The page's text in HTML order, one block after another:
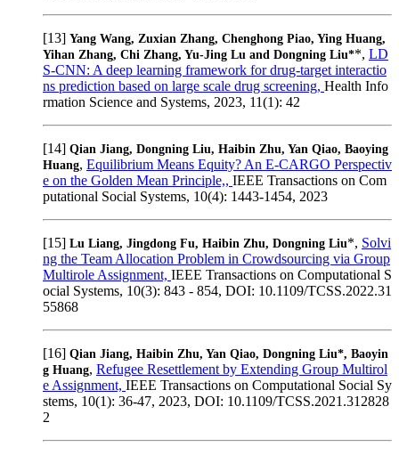
[13] Yang Wang, Zuxian Zhang, Chenghong Piao, Ying Huang,
Yihan Zhang, Chi Zhang, Yu-Jing Lu and Dongning Liu**, LD
S-CNN: A deep learning framework for drug-target interactio
ns prediction based on large scale drug screening, Health Info
rmation Science and Systems, 2023, 11(1): 42
[14] Qian Jiang, Dongning Liu, Haibin Zhu, Yan Qiao, Baoying
Huang, Equilibrium Means Equity? An E-CARGO Perspectiv
e on the Golden Mean Principle,, IEEE Transactions on Com
putational Social Systems, 10(4): 1443-1454, 2023
[15] Lu Liang, Jingdong Fu, Haibin Zhu, Dongning Liu*, Solvi
ng the Team Allocation Problem in Crowdsourcing via Group
Multirole Assignment, IEEE Transactions on Computational S
ocial Systems, 10(3): 843 - 854, DOI: 10.1109/TCSS.2022.31
55868
[16] Qian Jiang, Haibin Zhu, Yan Qiao, Dongning Liu*, Baoyin
g Huang, Refugee Resettlement by Extending Group Multirol
e Assignment, IEEE Transactions on Computational Social Sy
stems, 10(1): 36-47, 2023, DOI: 10.1109/TCSS.2021.312828
2